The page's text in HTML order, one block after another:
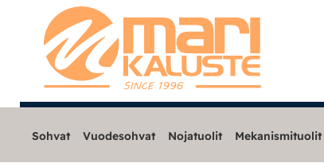
Sohvat Vuodesohvat Nojatuolit Mekanismituolit